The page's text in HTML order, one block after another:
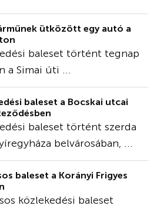
ütközött egy autó a
baleset történt tegnap
a Simai úti ...
baleset a Bocskai utcai
baleset történt szerda
belvárosában, ...
baleset a Korányi Frigyes
közlekedési baleset